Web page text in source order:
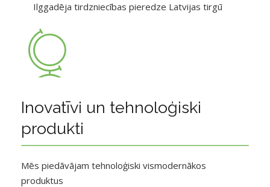
Ilggadēja tirdzniecības pieredze Latvijas tirgū
Inovatīvi un tehnoloģiski
produkti
Mēs piedāvājam tehnoloģiski vismodernākos
produktus